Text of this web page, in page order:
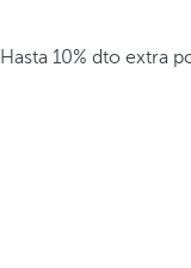
Hasta 10% dto extra